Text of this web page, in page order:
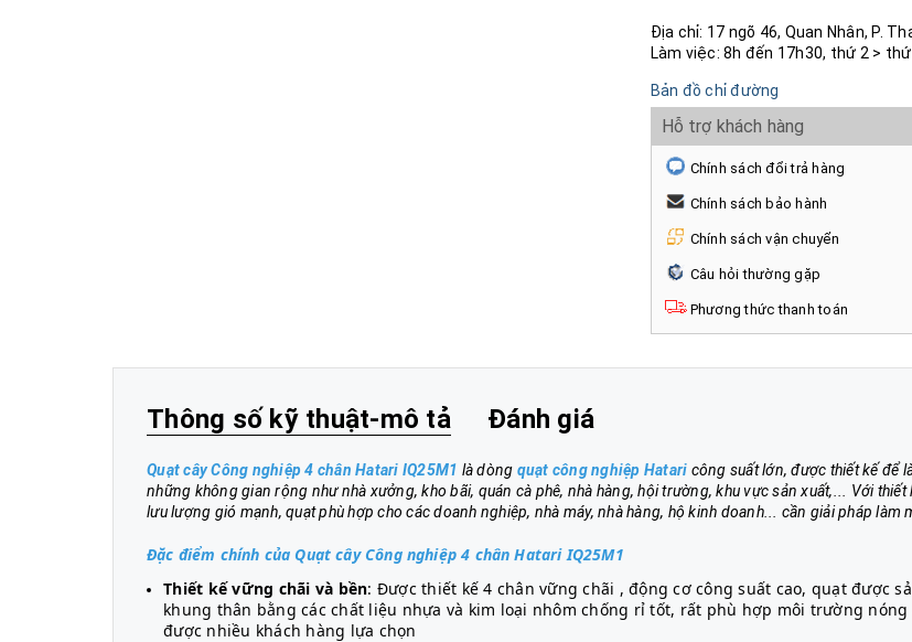
Địa chỉ: 17 ngõ 46, Quan Nhân, P.
Làm việc: 8h đến 17h30, thứ 2 >
Bản đồ chỉ đường
Hỗ trợ khách hàng
Chính sách đổi trả hàng
Chính sách bảo hành
Chính sách vận chuyển
Câu hỏi thường gặp
Phương thức thanh toán
Thông số kỹ thuật-mô tả Đánh giá
Quạt cây Công nghiệp 4 chân Hatari IQ25M1 là dòng quạt công nghiệp Hatari công suất lớn, được thiết kế để
những không gian rộng như nhà xưởng, kho bãi, quán cà phê, nhà hàng, hội trường, khu vực sản xuất,... Với thiết
lưu lượng gió mạnh, quạt phù hợp cho các doanh nghiệp, nhà máy, nhà hàng, hộ kinh doanh... cần giải pháp làm
Đặc điểm chính của Quạt cây Công nghiệp 4 chân Hatari IQ25M1
Thiết kế vững chãi và bền: Được thiết kế 4 chân vững chãi , động cơ công suất cao, quạt được
khung thân bằng các chất liệu nhựa và kim loại nhôm chống rỉ tốt, rất phù hợp môi trường nóng
được nhiều khách hàng lựa chọn